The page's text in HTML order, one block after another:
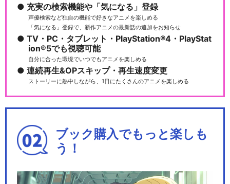
充実の検索機能や「気になる」登録
声優検索など独自の機能で好きなアニメを楽しめる
「気になる」登録で、新作アニメの最新話の追加をお知らせ
TV・PC・タブレット・PlayStation®4・PlayStat
ion®5でも視聴可能
自分に合った環境でいつでもアニメを楽しめる
連続再生&OPスキップ・再生速度変更
ストーリーに熱中しながら、1日にたくさんのアニメを楽しめる
ブック購入でもっと楽しも
う！